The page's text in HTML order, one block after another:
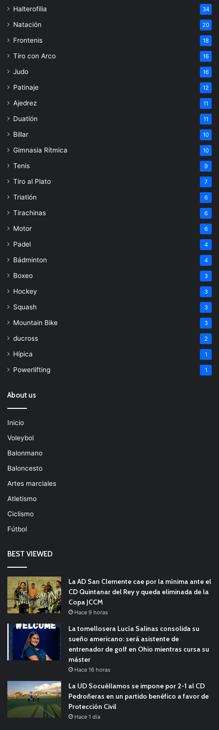
Halterofilia 34
Natación 20
Frontenis 18
Tiro con Arco 16
Judo 16
Patinaje 12
Ajedrez 11
Duatlón 11
Billar 10
Gimnasia Rítmica 10
Tenis 9
Tiro al Plato 7
Triatlón 6
Tirachinas 6
Motor 6
Padel 4
Bádminton 4
Boxeo 3
Hockey 3
Squash 3
Mountain Bike 3
ducross 2
Hípica 1
Powerlifting 1
About us
Inicio
Voleybol
Balonmano
Baloncesto
Artes marciales
Atletismo
Ciclismo
Fútbol
BEST VIEWED
La AD San Clemente cae por la mínima ante el
CD Quintanar del Rey y queda eliminada de la
Copa JCCM
Hace 9 horas
La tomellosera Lucía Salinas consolida su
sueño americano: será asistente de
entrenador de golf en Ohio mientras cursa su
máster
Hace 16 horas
La UD Socuéllamos se impone por 2-1 al CD
Pedroñeras en un partido benéfico a favor de
Protección Civil
Hace 1 día